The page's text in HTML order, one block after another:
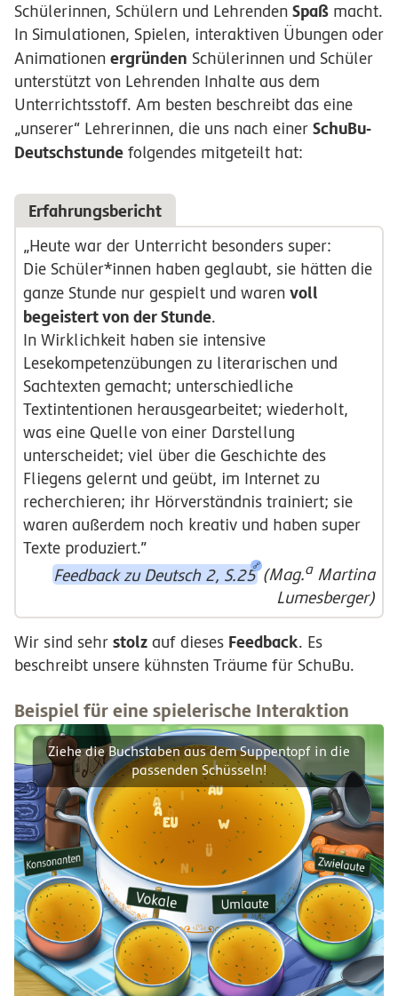
Schülerinnen, Schülern und Lehrenden Spaß macht.
In Simulationen, Spielen, interaktiven Übungen oder
Animationen ergründen Schülerinnen und Schüler
unterstützt von Lehrenden Inhalte aus dem
Unterrichtsstoff. Am besten beschreibt das eine
„unserer“ Lehrerinnen, die uns nach einer SchuBu-
Deutschstunde folgendes mitgeteilt hat:
Erfahrungsbericht
„Heute war der Unterricht besonders super:
Die Schüler*innen haben geglaubt, sie hätten die
ganze Stunde nur gespielt und waren voll
begeistert von der Stunde.
In Wirklichkeit haben sie intensive
Lesekompetenzübungen zu literarischen und
Sachtexten gemacht; unterschiedliche
Textintentionen herausgearbeitet; wiederholt,
was eine Quelle von einer Darstellung
unterscheidet; viel über die Geschichte des
Fliegens gelernt und geübt, im Internet zu
recherchieren; ihr Hörverständnis trainiert; sie
waren außerdem noch kreativ und haben super
Texte produziert.”
Feedback zu Deutsch 2, S.25 (Mag.aMartina
Lumesberger)
Wir sind sehr stolz auf dieses Feedback. Es
beschreibt unsere kühnsten Träume für SchuBu.
Beispiel für eine spielerische Interaktion
Ziehe die Buchstaben aus dem Suppentopf in die
passenden Schüsseln!